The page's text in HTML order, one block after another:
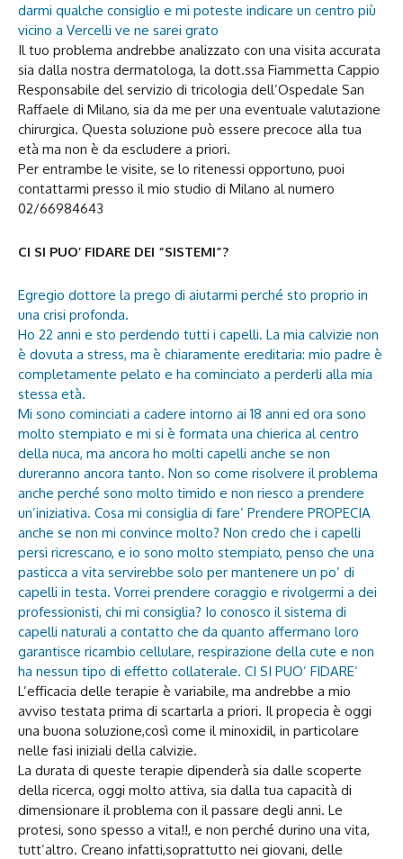
darmi qualche consiglio e mi poteste indicare un centro più
vicino a Vercelli ve ne sarei grato
Il tuo problema andrebbe analizzato con una visita accurata
sia dalla nostra dermatologa, la dott.ssa Fiammetta Cappio
Responsabile del servizio di tricologia dell’Ospedale San
Raffaele di Milano, sia da me per una eventuale valutazione
chirurgica. Questa soluzione può essere precoce alla tua
età ma non è da escludere a priori.
Per entrambe le visite, se lo ritenessi opportuno, puoi
contattarmi presso il mio studio di Milano al numero
02/66984643
CI SI PUO’ FIDARE DEI “SISTEMI”?
Egregio dottore la prego di aiutarmi perché sto proprio in
una crisi profonda.
Ho 22 anni e sto perdendo tutti i capelli. La mia calvizie non
è dovuta a stress, ma è chiaramente ereditaria: mio padre è
completamente pelato e ha cominciato a perderli alla mia
stessa età.
Mi sono cominciati a cadere intorno ai 18 anni ed ora sono
molto stempiato e mi si è formata una chierica al centro
della nuca, ma ancora ho molti capelli anche se non
dureranno ancora tanto. Non so come risolvere il problema
anche perché sono molto timido e non riesco a prendere
un’iniziativa. Cosa mi consiglia di fare’ Prendere PROPECIA
anche se non mi convince molto? Non credo che i capelli
persi ricrescano, e io sono molto stempiato, penso che una
pasticca a vita servirebbe solo per mantenere un po’ di
capelli in testa. Vorrei prendere coraggio e rivolgermi a dei
professionisti, chi mi consiglia? Io conosco il sistema di
capelli naturali a contatto che da quanto affermano loro
garantisce ricambio cellulare, respirazione della cute e non
ha nessun tipo di effetto collaterale. CI SI PUO’ FIDARE’
L’efficacia delle terapie è variabile, ma andrebbe a mio
avviso testata prima di scartarla a priori. Il propecia è oggi
una buona soluzione,così come il minoxidil, in particolare
nelle fasi iniziali della calvizie.
La durata di queste terapie dipenderà sia dalle scoperte
della ricerca, oggi molto attiva, sia dalla tua capacità di
dimensionare il problema con il passare degli anni. Le
protesi, sono spesso a vita!!, e non perché durino una vita,
tutt’altro. Creano infatti,soprattutto nei giovani, delle